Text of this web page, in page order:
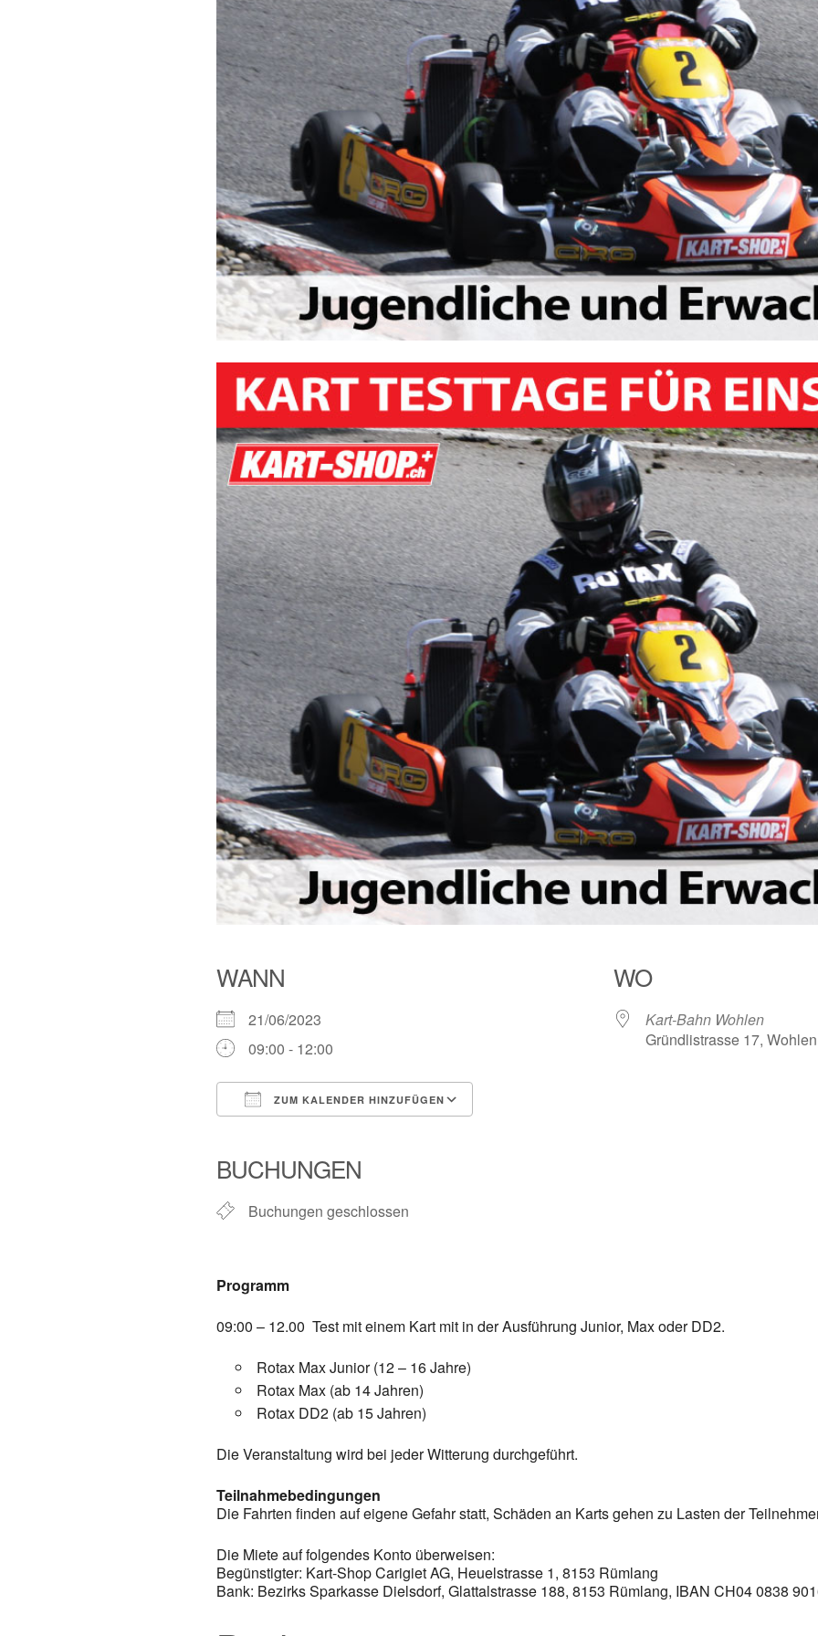
WANN
21/06/2023
09:00 - 12:00
ZUM KALENDER HINZUFÜGEN
BUCHUNGEN
Buchungen geschlossen
WO
Kart-Bahn Wohlen
Gründlistrasse 17,
Programm
09:00 – 12.00 Test mit einem Kart mit in der Ausführung Junior, Max oder DD2.
Rotax Max Junior (12 – 16 Jahre)
Rotax Max (ab 14 Jahren)
Rotax DD2 (ab 15 Jahren)
Die Veranstaltung wird bei jeder Witterung durchgeführt.
Teilnahmebedingungen
Die Fahrten finden auf eigene Gefahr statt, Schäden an Karts gehen zu Lasten der
Die Miete auf folgendes Konto überweisen:
Begünstigter: Kart-Shop Carigiet AG, Heuelstrasse 1, 8153 Rümlang
Bank: Bezirks Sparkasse Dielsdorf, Glattalstrasse 188, 8153 Rümlang, IBAN CH04 0838